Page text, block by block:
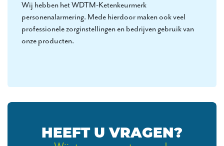
Wij hebben het WDTM-Ketenkeurmerk
personenalarmering. Mede hierdoor maken ook veel
professionele zorginstellingen en bedrijven gebruik van
onze producten.
HEEFT U VRAGEN?